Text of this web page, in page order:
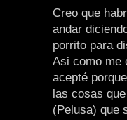
Creo que
andar
porrito para
Asi como me
acepté
las cosas
(Pelusa) que